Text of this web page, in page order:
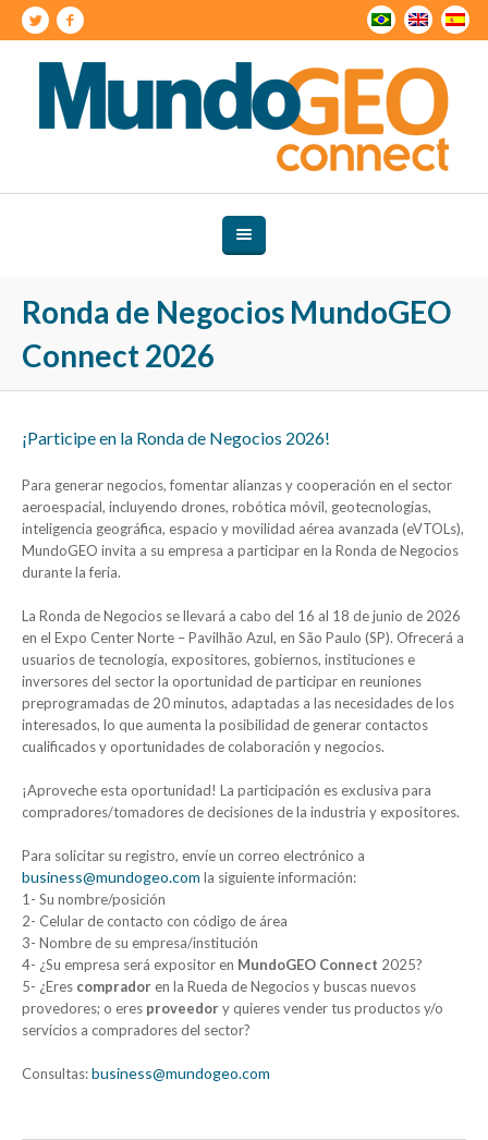
Ronda de Negocios MundoGEO
Connect 2026
¡Participe en la Ronda de Negocios 2026!
Para generar negocios, fomentar alianzas y cooperación en el sector
aeroespacial, incluyendo drones, robótica móvil, geotecnologías,
inteligencia geográfica, espacio y movilidad aérea avanzada (eVTOLs),
MundoGEO invita a su empresa a participar en la Ronda de Negocios
durante la feria.
La Ronda de Negocios se llevará a cabo del 16 al 18 de junio de 2026
en el Expo Center Norte – Pavilhão Azul, en São Paulo (SP). Ofrecerá a
usuarios de tecnología, expositores, gobiernos, instituciones e
inversores del sector la oportunidad de participar en reuniones
preprogramadas de 20 minutos, adaptadas a las necesidades de los
interesados, lo que aumenta la posibilidad de generar contactos
cualificados y oportunidades de colaboración y negocios.
¡Aproveche esta oportunidad! La participación es exclusiva para
compradores/tomadores de decisiones de la industria y expositores.
Para solicitar su registro, envíe un correo electrónico a
business@mundogeo.com la siguiente información:
1- Su nombre/posición
2- Celular de contacto con código de área
3- Nombre de su empresa/institución
4- ¿Su empresa será expositor en MundoGEO Connect 2025?
5- ¿Eres comprador en la Rueda de Negocios y buscas nuevos
provedores; o eres proveedory quieres vender tus productos y/o
servicios a compradores del sector?
Consultas:business@mundogeo.com